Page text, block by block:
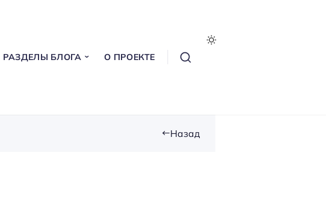
РАЗДЕЛЫ БЛОГА О ПРОЕКТЕ
Назад